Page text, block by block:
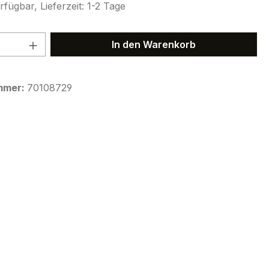
Lieferzeit: 1-2 Tage
Anzahl: Gib den gewünschten Wert
In den Warenkorb
70108729